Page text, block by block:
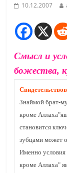
10.12.2007
Смысл и
божества,
Знаймой брат-
кроме
становится
зубцами может
Именно условия
кроме Аллаха"